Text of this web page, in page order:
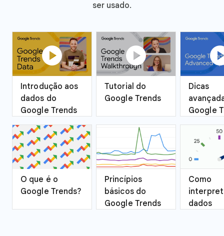
ser usado.
play_circle
Introdução aos
dados do
Google Trends
play_circle
Tutorial do
Google Trends
Dicas
Google
O que é o
Google Trends?
Princípios
básicos do
Google Trends
Como
dados